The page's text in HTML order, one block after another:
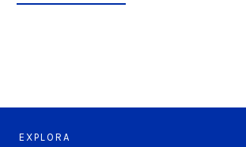
EXPLORA